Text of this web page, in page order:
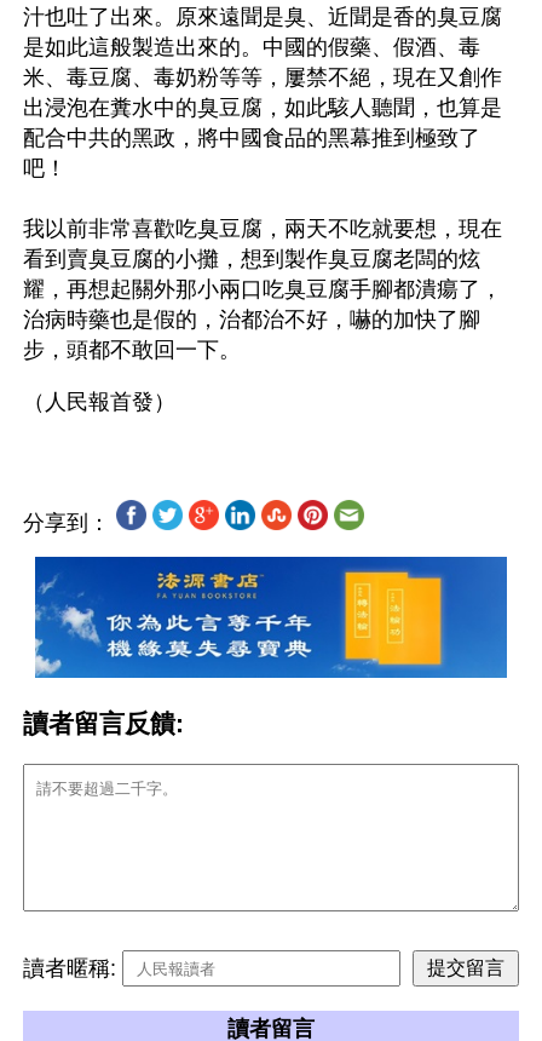
汁也吐了出來。原來遠聞是臭、近聞是香的臭豆腐
是如此這般製造出來的。中國的假藥、假酒、毒
米、毒豆腐、毒奶粉等等，屢禁不絕，現在又創作
出浸泡在糞水中的臭豆腐，如此駭人聽聞，也算是
配合中共的黑政，將中國食品的黑幕推到極致了
吧！
我以前非常喜歡吃臭豆腐，兩天不吃就要想，現在
看到賣臭豆腐的小攤，想到製作臭豆腐老闆的炫
耀，再想起關外那小兩口吃臭豆腐手腳都潰瘍了，
治病時藥也是假的，治都治不好，嚇的加快了腳
步，頭都不敢回一下。
分享到：
讀者留言反饋:
讀者暱稱:
讀者留言